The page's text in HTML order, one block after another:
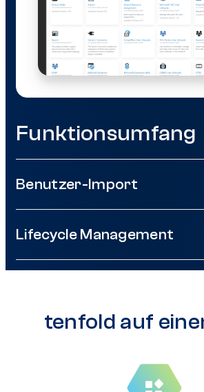
Funktionsumfang
Benutzer-Import
Lifecycle Management
tenfold auf